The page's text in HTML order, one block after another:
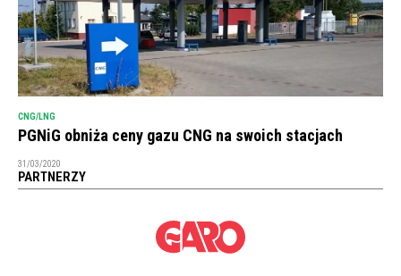
CNG/LNG
PGNiG obniża ceny gazu CNG na swoich stacjach
31/03/2020
PARTNERZY